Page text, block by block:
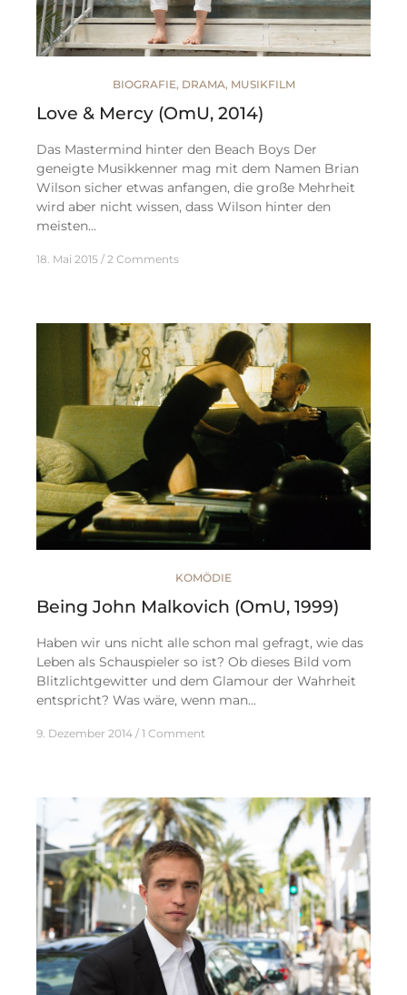
BIOGRAFIE, DRAMA, MUSIKFILM
Love & Mercy (OmU, 2014)
Das Mastermind hinter den Beach Boys Der
geneigte Musikkenner mag mit dem Namen Brian
Wilson sicher etwas anfangen, die große Mehrheit
wird aber nicht wissen, dass Wilson hinter den
meisten…
18. Mai 2015 2 Comments
KOMÖDIE
Being John Malkovich (OmU, 1999)
Haben wir uns nicht alle schon mal gefragt, wie das
Leben als Schauspieler so ist? Ob dieses Bild vom
Blitzlichtgewitter und dem Glamour der Wahrheit
entspricht? Was wäre, wenn man…
9. Dezember 2014 1 Comment